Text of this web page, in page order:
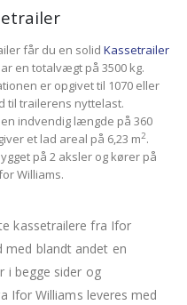
får du en solid Kassetrailer
en totalvægt på 3500 kg.
er opgivet til 1070 eller
til trailerens nyttelast.
indvendig længde på 360
et lad areal på 6,23 m2.
på 2 aksler og kører på
Williams.
kassetrailere fra Ifor
med blandt andet en
i begge sider og
Ifor Williams leveres med